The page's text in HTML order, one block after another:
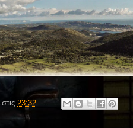
στις 23:32